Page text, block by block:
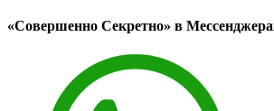
«Совершенно Секретно» в